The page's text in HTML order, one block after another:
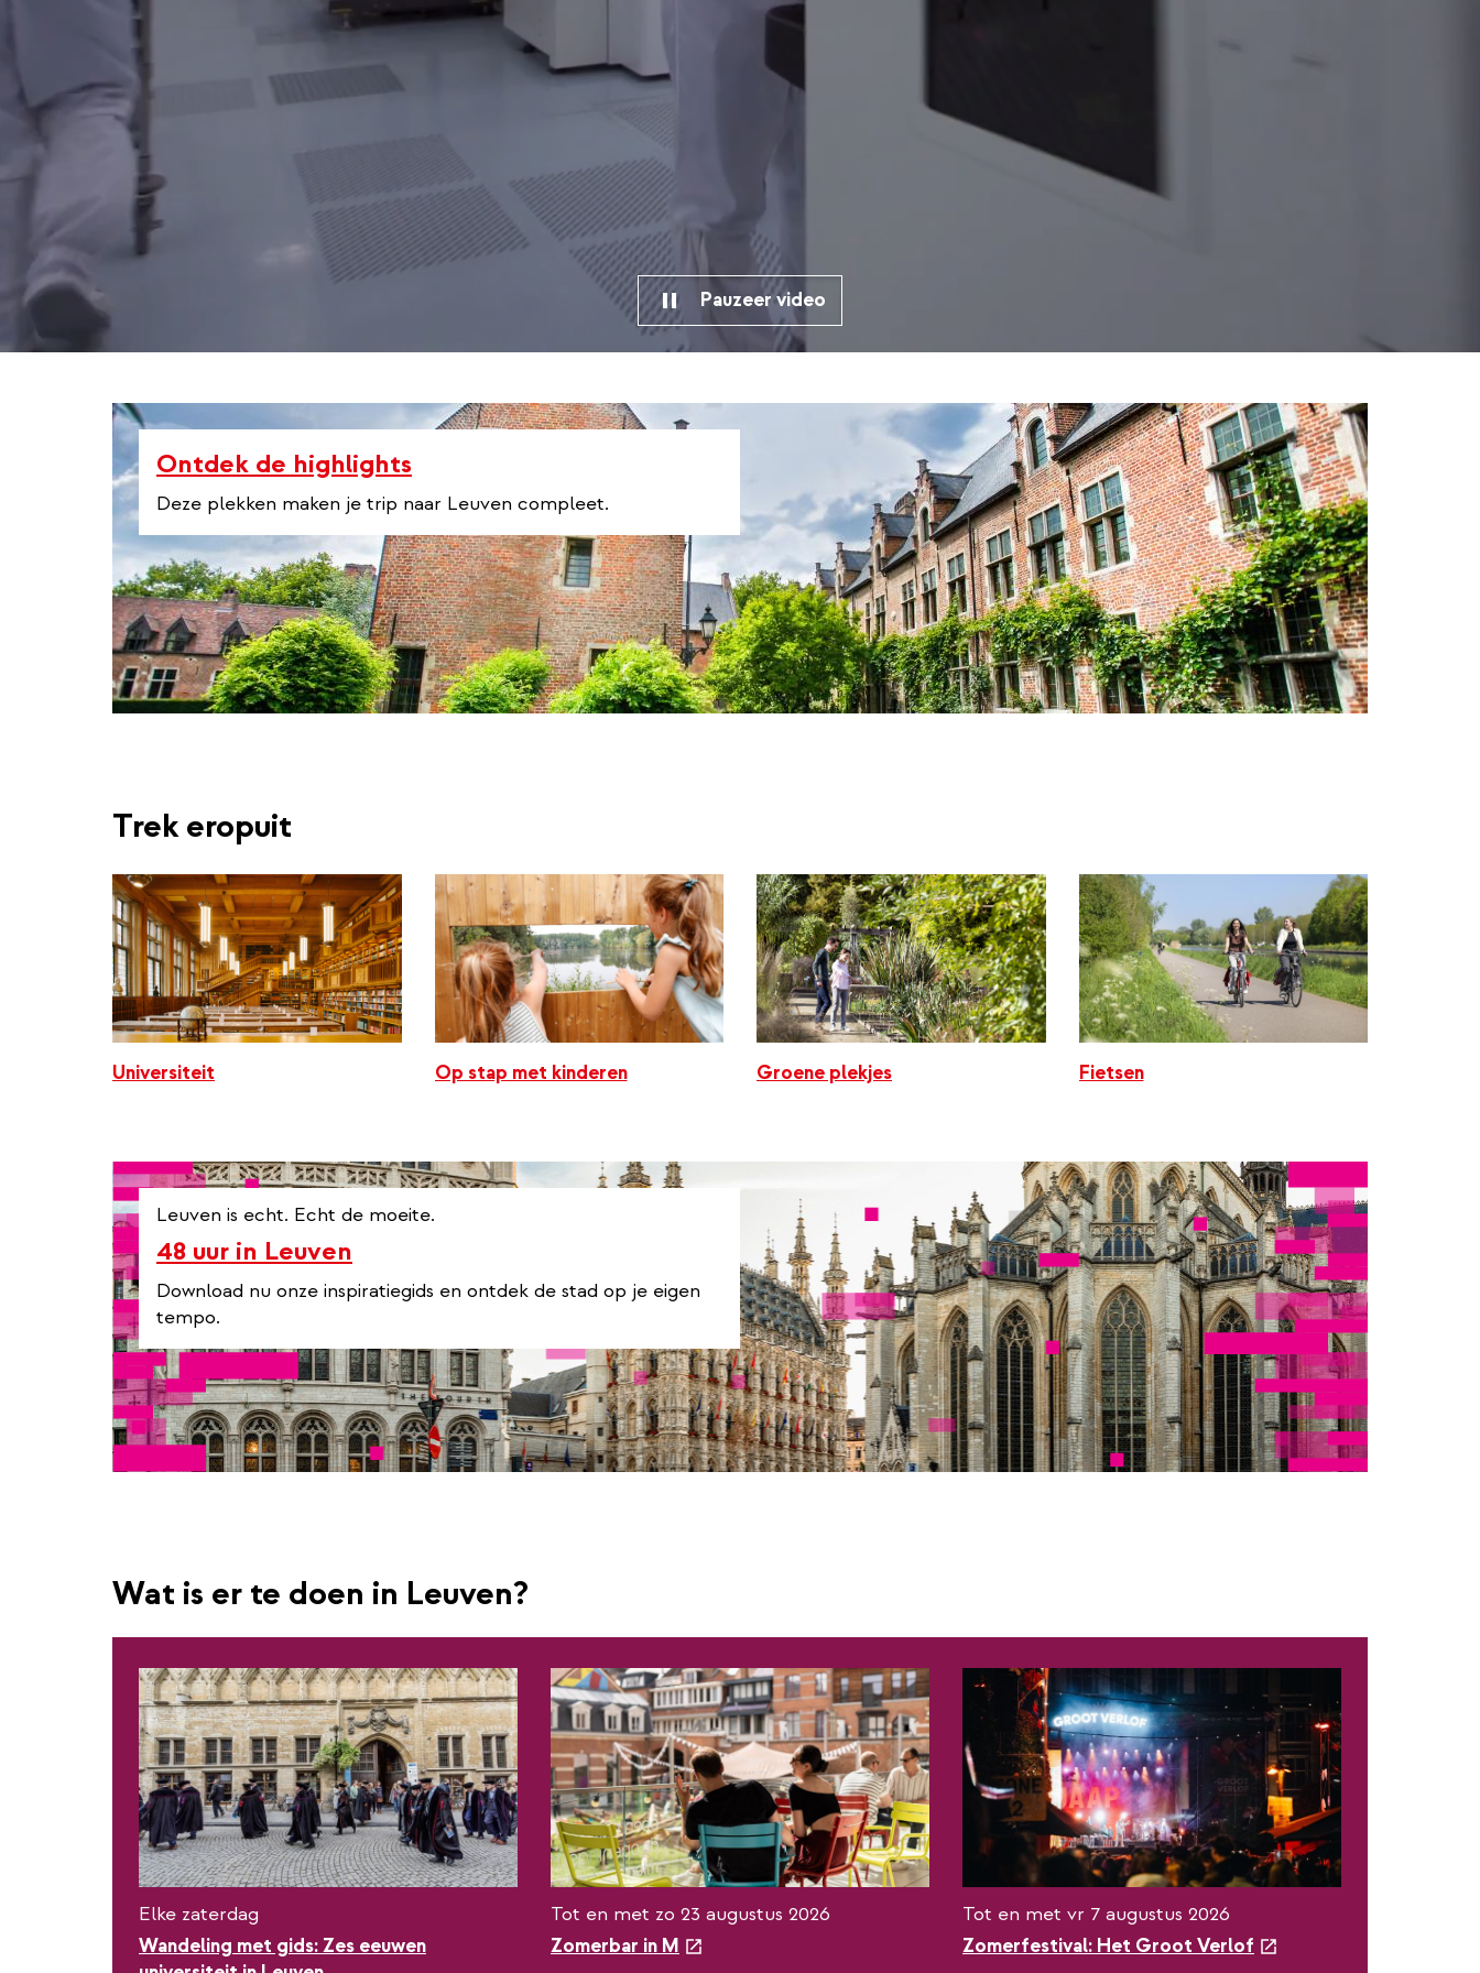
Pauzeer video
Ontdek de highlights
Deze plekken maken je trip naar Leuven compleet.
Trek eropuit
Universiteit Op stap met kinderen Groene plekjes Fietsen
Leuven is echt. Echt de moeite.
48 uur in Leuven
Download nu onze inspiratiegids en ontdek de stad op je eigen
tempo.
Wat is er te doen in Leuven?
Elke zaterdag
Wandeling met gids: Zes eeuwen
Tot en met zo 23 augustus 2026
Zomerbar in M
e
Tot en met vr 7 augustus 2026
Zomerfestival: Het Groot Verlof
e